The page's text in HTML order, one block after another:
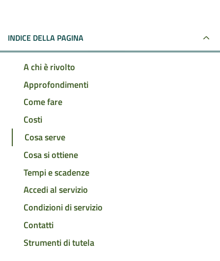
INDICE DELLA PAGINA
A chi è rivolto
Approfondimenti
Come fare
Costi
Cosa serve
Cosa si ottiene
Tempi e scadenze
Accedi al servizio
Condizioni di servizio
Contatti
Strumenti di tutela